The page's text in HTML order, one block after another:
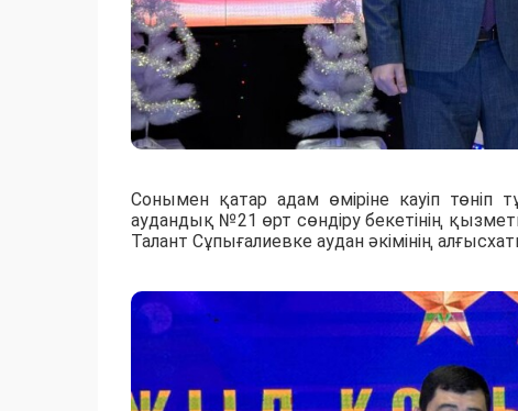
Сонымен қатар адам өміріне кауіп төніп
аудандық №21 өрт сөндіру бекетінің
Талант Сұпығалиевке аудан әкімінің